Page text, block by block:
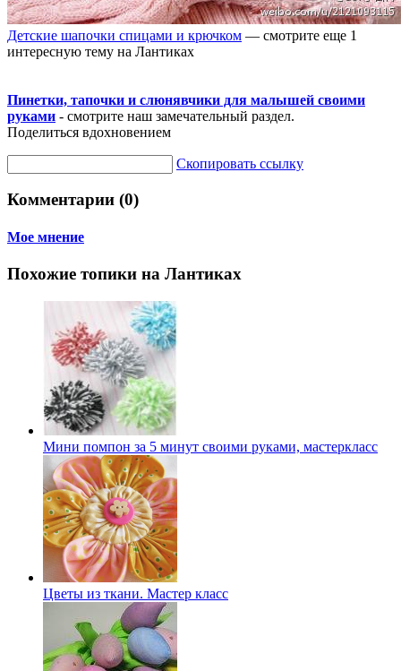
Детские шапочки спицами и крючком — смотрите еще 1
интересную тему на Лантиках
Пинетки, тапочки и слюнявчики для малышей своими
руками - смотрите наш замечательный раздел.
Поделиться вдохновением
Скопировать ссылку
Комментарии (0)
Мое мнение
Похожие топики на Лантиках
Мини помпон за 5 минут своими руками, мастеркласс
Цветы из ткани. Мастер класс